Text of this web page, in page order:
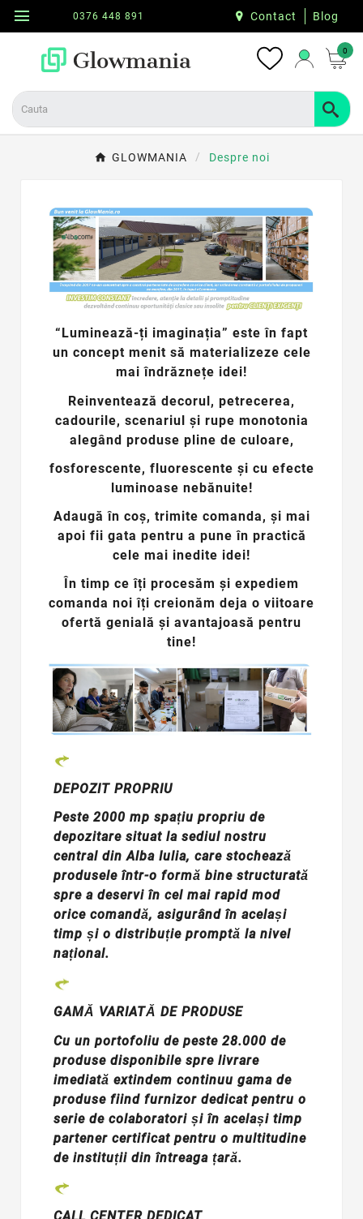
menu Contact Blog
0376 448 891
0
GLOWMANIA Despre noi
“Luminează-ți imaginația” este în fapt
un concept menit să materializeze cele
mai îndrăznețe idei!
Reinventează decorul, petrecerea,
cadourile, scenariul și rupe monotonia
alegând produse pline de culoare,
fosforescente, fluorescente și cu efecte
luminoase nebănuite!
Adaugă în coș, trimite comanda, și mai
apoi fii gata pentru a pune în practică
cele mai inedite idei!
În timp ce îți procesăm și expediem
comanda noi îți creionăm deja o viitoare
ofertă genială și avantajoasă pentru
tine!
DEPOZIT PROPRIU
Peste 2000 mp spațiu propriu de
depozitare situat la sediul nostru
central din Alba Iulia, care stochează
produsele într-o formă bine structurată
spre a deservi în cel mai rapid mod
orice comandă, asigurând în același
timp și o distribuție promptă la nivel
național.
GAMĂ VARIATĂ DE PRODUSE
Cu un portofoliu de peste 28.000 de
produse disponibile spre livrare
imediată extindem continuu gama de
produse fiind furnizor dedicat pentru o
serie de colaboratori și în același timp
partener certificat pentru o multitudine
de instituții din întreaga țară.
CALL CENTER DEDICAT